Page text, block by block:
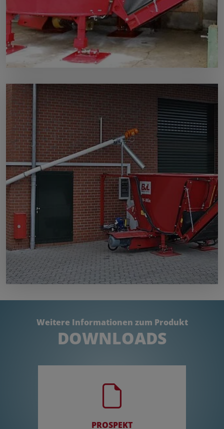
Weitere Informationen zum Produkt
DOWNLOADS
PROSPEKT